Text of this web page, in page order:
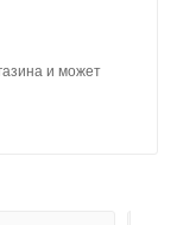
и может